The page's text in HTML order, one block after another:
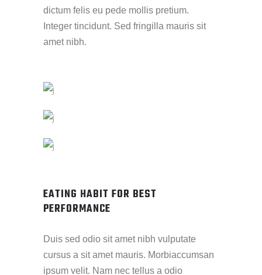
dictum felis eu pede mollis pretium.
Integer tincidunt. Sed fringilla mauris sit
amet nibh.
EATING HABIT FOR BEST
PERFORMANCE
Duis sed odio sit amet nibh vulputate
cursus a sit amet mauris. Morbiaccumsan
ipsum velit. Nam nec tellus a odio